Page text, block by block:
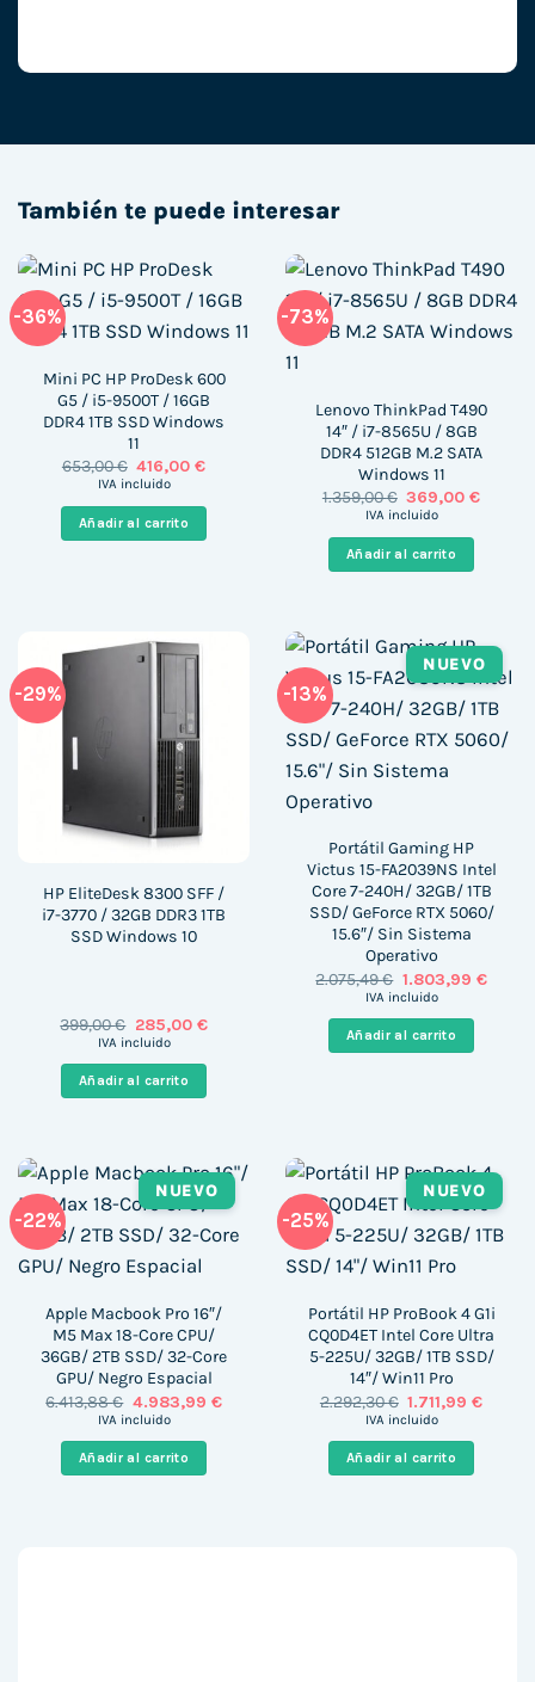
También te puede interesar
-36%
Mini PC HP ProDesk 600
G5 / i5-9500T / 16GB
DDR4 1TB SSD Windows
11
653,00€ El
precio
era:
653,00 €.
416,00€El
es:
IVA incluido
Añadir al carrito
-73%
Lenovo ThinkPad T490
14″ / i7-8565U / 8GB
DDR4 512GB M.2 SATA
Windows 11
1.359,00€ El
precio
era:
1.359,00 €.
369,00€El
IVA incluido
Añadir al carrito
-29%
HP EliteDesk 8300 SFF /
i7-3770 / 32GB DDR3 1TB
SSD Windows 10
399,00€ El
precio
era:
399,00 €.
285,00 €El
es:
285,00 €.
IVA incluido
Añadir al carrito
-13%
NUEVO
Portátil Gaming HP
Victus 15-FA2039NS Intel
Core 7-240H/ 32GB/ 1TB
SSD/ GeForce RTX 5060/
15.6″/ Sin Sistema
Operativo
2.075,49€ El
precio
era:
2.075,49 €.
1.803,99 €El
IVA incluido
Añadir al carrito
-22%
NUEVO
Apple Macbook Pro 16″/
M5 Max 18-Core CPU/
36GB/ 2TB SSD/ 32-Core
GPU/ Negro Espacial
6.413,88€ El
precio
era:
6.413,88 €.
4.983,99 €El
IVA incluido
Añadir al carrito
-25%
NUEVO
Portátil HP ProBook 4 G1i
CQ0D4ET Intel Core Ultra
5-225U/ 32GB/ 1TB SSD/
14″/ Win11 Pro
2.292,30€ El
precio
era:
2.292,30 €.
1.711,99€El
IVA incluido
Añadir al carrito